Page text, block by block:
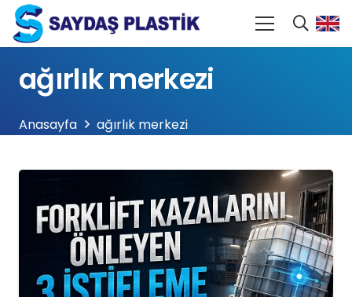
ağırlık merkezi
Anasayfa ağırlık merkezi